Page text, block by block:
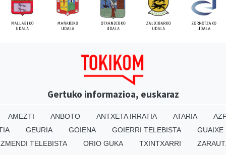
Gertuko informazioa, euskaraz
AMEZTI ANBOTO ANTXETA IRRATIA ATARIA
GEURIA GOIENA GOIERRI TELEBISTA
GUAIXE
TELEBISTA
ORIO GUKA TXINTXARRI